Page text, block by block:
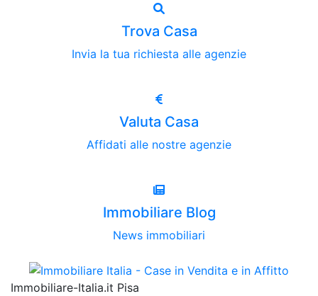
Trova Casa
Invia la tua richiesta alle agenzie
Valuta Casa
Affidati alle nostre agenzie
Immobiliare Blog
News immobiliari
Immobiliare-Italia.it Pisa